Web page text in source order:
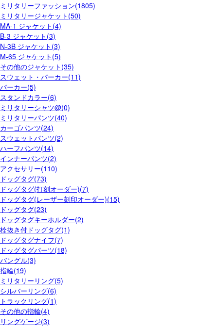
ミリタリーファッション(1805)
ミリタリージャケット(50)
MA-1 ジャケット(4)
B-3 ジャケット(3)
N-3B ジャケット(3)
M-65 ジャケット(5)
その他のジャケット(35)
スウェット・パーカー(11)
パーカー(5)
スタンドカラー(6)
ミリタリーシャツ@(0)
ミリタリーパンツ(40)
カーゴパンツ(24)
スウェットパンツ(2)
ハーフパンツ(14)
インナーパンツ(2)
アクセサリー(110)
ドッグタグ(73)
ドッグタグ(打刻オーダー)(7)
ドッグタグ(レーザー刻印オーダー)(15)
ドッグタグ(23)
ドッグタグキーホルダー(2)
栓抜き付ドッグタグ(1)
ドッグタグナイフ(7)
ドッグタグパーツ(18)
バングル(3)
指輪(19)
ミリタリーリング(5)
シルバーリング(6)
トラックリング(1)
その他の指輪(4)
リングゲージ(3)